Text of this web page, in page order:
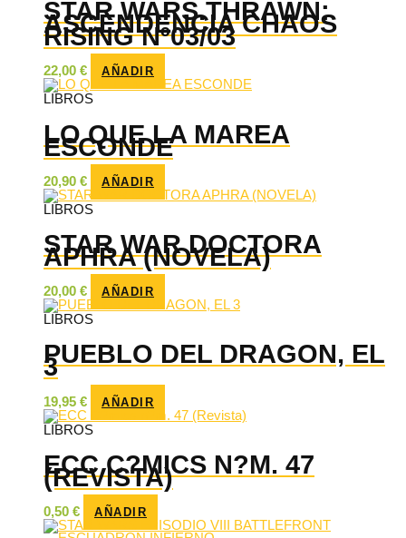
STAR WARS.THRAWN:
ASCENDENCIA CHAOS
RISING Nº03/03
22,00 € AÑADIR
LIBROS
LO QUE LA MAREA
ESCONDE
20,90 € AÑADIR
LIBROS
STAR WAR DOCTORA
APHRA (NOVELA)
20,00 € AÑADIR
LIBROS
PUEBLO DEL DRAGON, EL
3
19,95 € AÑADIR
LIBROS
ECC C?MICS N?M. 47
(REVISTA)
0,50 € AÑADIR